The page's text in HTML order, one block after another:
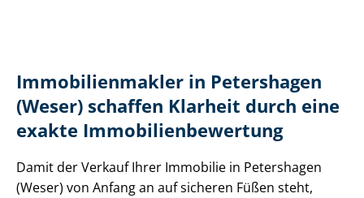
Im­mo­bi­li­en­mak­ler in Petershagen
(Weser) schaffen Klarheit durch eine
exakte Im­mo­bi­li­en­be­wer­tung
Damit der Verkauf Ihrer Immobilie in Petershagen
(Weser) von Anfang an auf sicheren Füßen steht,